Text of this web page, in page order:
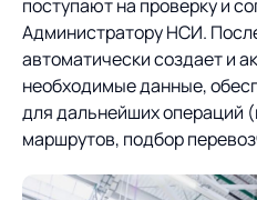
поступают на проверку и
Администратору НСИ.
автоматически создает и
необходимые данные,
для дальнейших операций
маршрутов, подбор